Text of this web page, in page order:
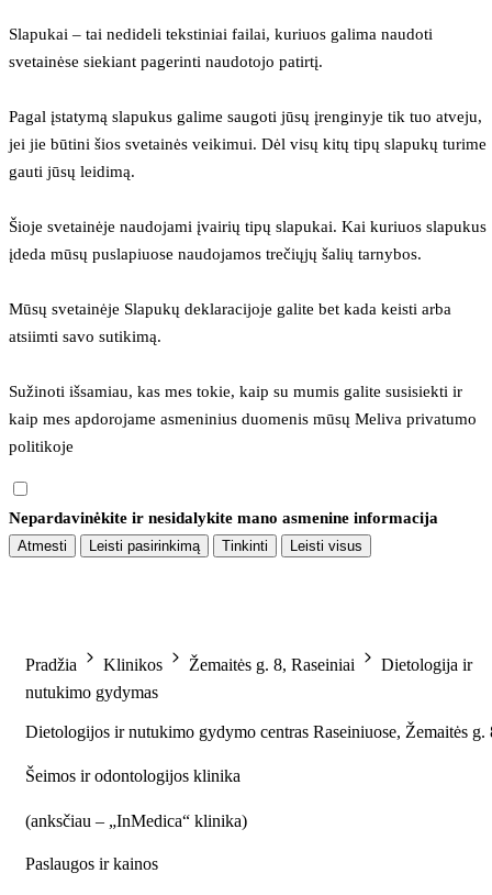
Slapukai – tai nedideli tekstiniai failai, kuriuos galima naudoti
svetainėse siekiant pagerinti naudotojo patirtį.
Pagal įstatymą slapukus galime saugoti jūsų įrenginyje tik tuo atveju,
jei jie būtini šios svetainės veikimui. Dėl visų kitų tipų slapukų turime
gauti jūsų leidimą.
Šioje svetainėje naudojami įvairių tipų slapukai. Kai kuriuos slapukus
įdeda mūsų puslapiuose naudojamos trečiųjų šalių tarnybos.
Mūsų svetainėje Slapukų deklaracijoje galite bet kada keisti arba
atsiimti savo sutikimą.
Sužinoti išsamiau, kas mes tokie, kaip su mumis galite susisiekti ir
kaip mes apdorojame asmeninius duomenis mūsų Meliva privatumo
politikoje
Nepardavinėkite ir nesidalykite mano asmenine informacija
Atmesti Leisti pasirinkimą Tinkinti Leisti visus
Pradžia Klinikos Žemaitės g. 8, Raseiniai
Dietologija ir
nutukimo gydymas
Dietologijos ir nutukimo gydymo centras Raseiniuose, Žemaitės g.
Šeimos ir odontologijos klinika
(anksčiau – „InMedica“ klinika)
Paslaugos ir kainos